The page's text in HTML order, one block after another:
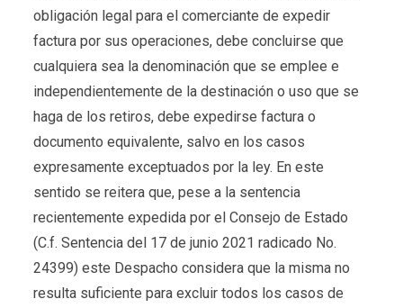
obligación legal para el comerciante de expedir
factura por sus operaciones, debe concluirse que
cualquiera sea la denominación que se emplee e
independientemente de la destinación o uso que se
haga de los retiros, debe expedirse factura o
documento equivalente, salvo en los casos
expresamente exceptuados por la ley. En este
sentido se reitera que, pese a la sentencia
recientemente expedida por el Consejo de Estado
(C.f. Sentencia del 17 de junio 2021 radicado No.
24399) este Despacho considera que la misma no
resulta suficiente para excluir todos los casos de